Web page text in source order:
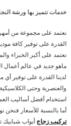
خدمات تتميز بها ورشة
نعتمد على مجموعة من
القدرة على توفير كافة
نعتمد على أكبر الخبراء
ماهو جديد في عالم أعمال
لدينا القدرة على توفير
والعنصرية وحتى
استخدام أفضل أساليب
أما بالنسبة للأسعار فنحن
تركيب زجاج أبواب